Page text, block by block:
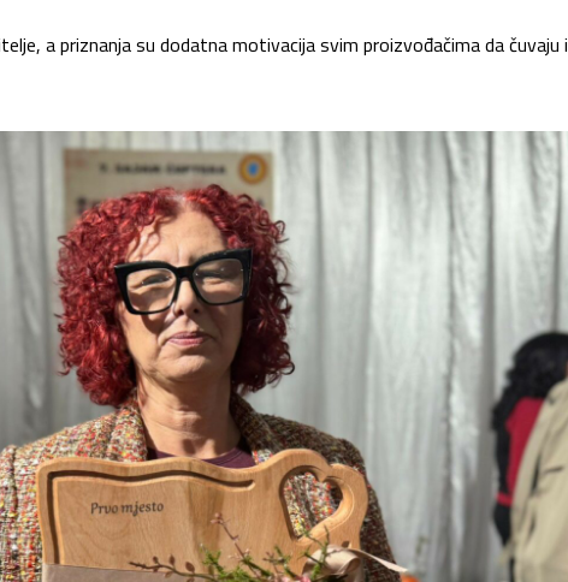
a priznanja su dodatna motivacija svim proizvođačima da čuvaju i